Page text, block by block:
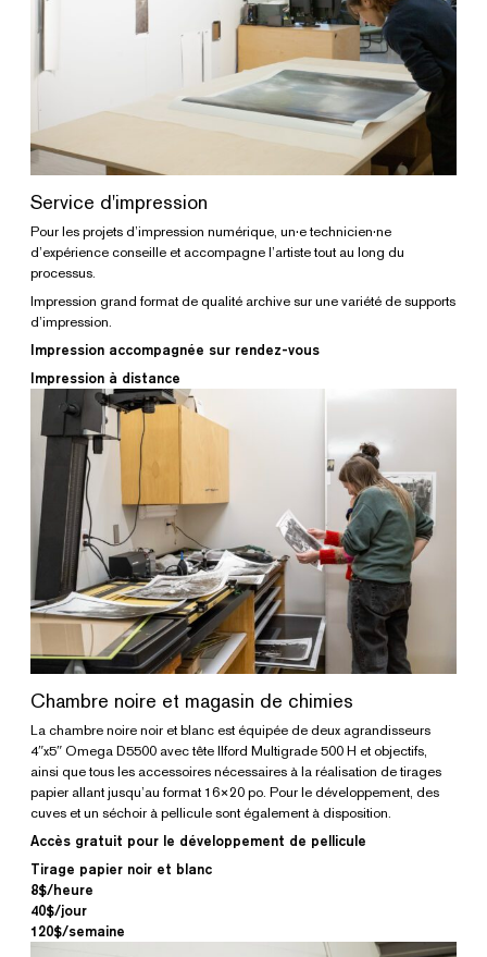
Service d'impression
Pour les projets d’impression numérique, un·e technicien·ne
d’expérience conseille et accompagne l’artiste tout au long du
processus.
Impression grand format de qualité archive sur une variété de supports
d’impression.
Impression accompagnée sur rendez-vous
Impression à distance
Chambre noire et magasin de chimies
La chambre noire noir et blanc est équipée de deux agrandisseurs
4″x5″ Omega D5500 avec tête Ilford Multigrade 500 H et objectifs,
ainsi que tous les accessoires nécessaires à la réalisation de tirages
papier allant jusqu’au format 16×20 po. Pour le développement, des
cuves et un séchoir à pellicule sont également à disposition.
Accès gratuit pour le développement de pellicule
Tirage papier noir et blanc
8$/heure
40$/jour
120$/semaine